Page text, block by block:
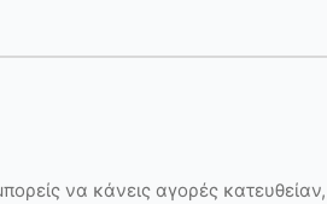
να κάνεις αγορές κατευθείαν,